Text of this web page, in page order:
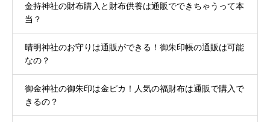
金持神社の財布購入と財布供養は通販でできちゃうって本
当？
晴明神社のお守りは通販ができる！御朱印帳の通販は可能
なの？
御金神社の御朱印は金ピカ！人気の福財布は通販で購入で
きるの？